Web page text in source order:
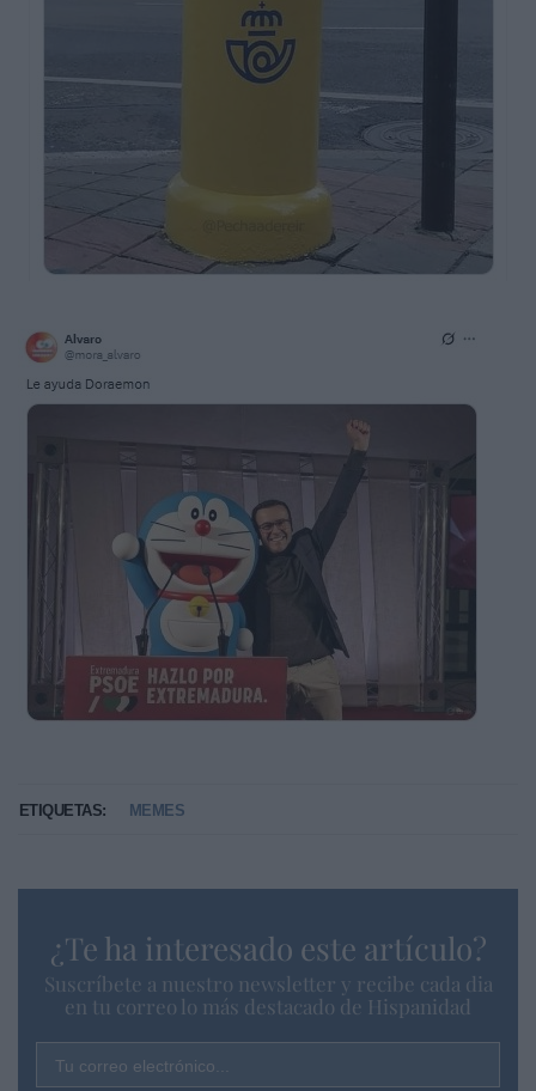
ETIQUETAS: MEMES
¿Te ha interesado este artículo?
Suscríbete a nuestro newsletter y recibe cada dia
en tu correo lo más destacado de Hispanidad
Tu correo electrónico...